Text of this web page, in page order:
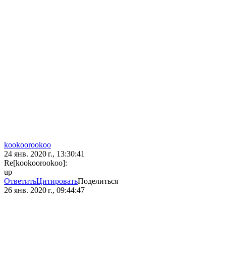
kookoorookoo
24 янв. 2020 г., 13:30:41
Re[kookoorookoo]:
up
ОтветитьЦитироватьПоделиться
26 янв. 2020 г., 09:44:47